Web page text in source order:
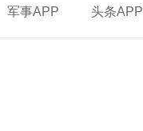
军事APP 头条APP